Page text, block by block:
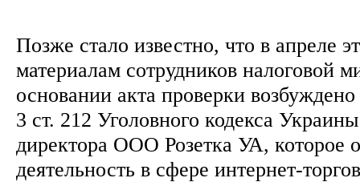
Позже стало известно, что в апреле
материалам сотрудников налоговой
основании акта проверки
3 ст. 212 Уголовного кодекса
директора ООО Розетка УА, которое
деятельность в сфере интернет-